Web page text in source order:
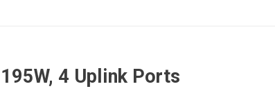
4 Uplink Ports